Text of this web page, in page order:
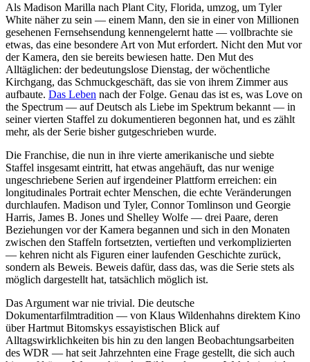
Als Madison Marilla nach Plant City, Florida, umzog, um Tyler
White näher zu sein — einem Mann, den sie in einer von Millionen
gesehenen Fernsehsendung kennengelernt hatte — vollbrachte sie
etwas, das eine besondere Art von Mut erfordert. Nicht den Mut vor
der Kamera, den sie bereits bewiesen hatte. Den Mut des
Alltäglichen: der bedeutungslose Dienstag, der wöchentliche
Kirchgang, das Schmuckgeschäft, das sie von ihrem Zimmer aus
aufbaute. Das Leben nach der Folge. Genau das ist es, was Love on
the Spectrum — auf Deutsch als Liebe im Spektrum bekannt — in
seiner vierten Staffel zu dokumentieren begonnen hat, und es zählt
mehr, als der Serie bisher gutgeschrieben wurde.
Die Franchise, die nun in ihre vierte amerikanische und siebte
Staffel insgesamt eintritt, hat etwas angehäuft, das nur wenige
ungeschriebene Serien auf irgendeiner Plattform erreichen: ein
longitudinales Portrait echter Menschen, die echte Veränderungen
durchlaufen. Madison und Tyler, Connor Tomlinson und Georgie
Harris, James B. Jones und Shelley Wolfe — drei Paare, deren
Beziehungen vor der Kamera begannen und sich in den Monaten
zwischen den Staffeln fortsetzten, vertieften und verkomplizierten
— kehren nicht als Figuren einer laufenden Geschichte zurück,
sondern als Beweis. Beweis dafür, dass das, was die Serie stets als
möglich dargestellt hat, tatsächlich möglich ist.
Das Argument war nie trivial. Die deutsche
Dokumentarfilmtradition — von Klaus Wildenhahns direktem Kino
über Hartmut Bitomskys essayistischen Blick auf
Alltagswirklichkeiten bis hin zu den langen Beobachtungsarbeiten
des WDR — hat seit Jahrzehnten eine Frage gestellt, die sich auch